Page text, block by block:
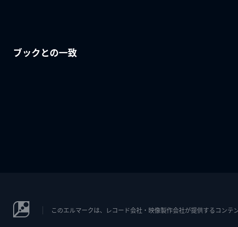
ブックとの一致
このエルマークは、レコード会社・映像製作会社が提供するコンテ